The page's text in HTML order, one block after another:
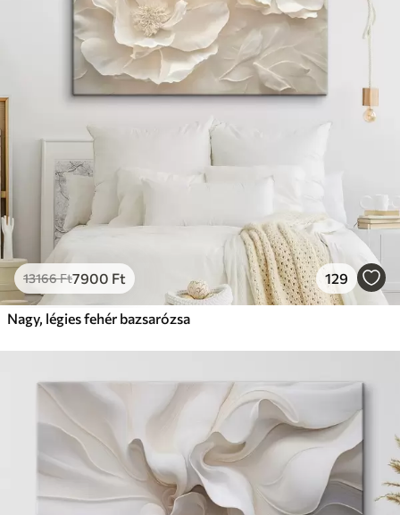
13166Ft7900 Ft 129
Nagy, légies fehér bazsarózsa